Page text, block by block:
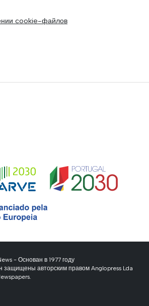
cookie-файлов
- Основан в 1977 году
защищены авторским правом Anglopress Lda